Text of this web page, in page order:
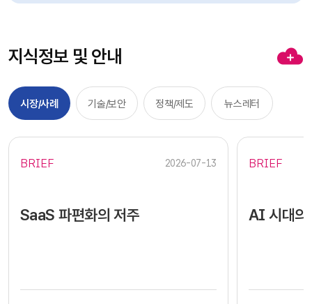
지식정보 및 안내
시장/사례 기술/보안 정책/제도 뉴스레터
BRIEF 2026-07-13
SaaS 파편화의 저주
BRIEF
AI 시대의